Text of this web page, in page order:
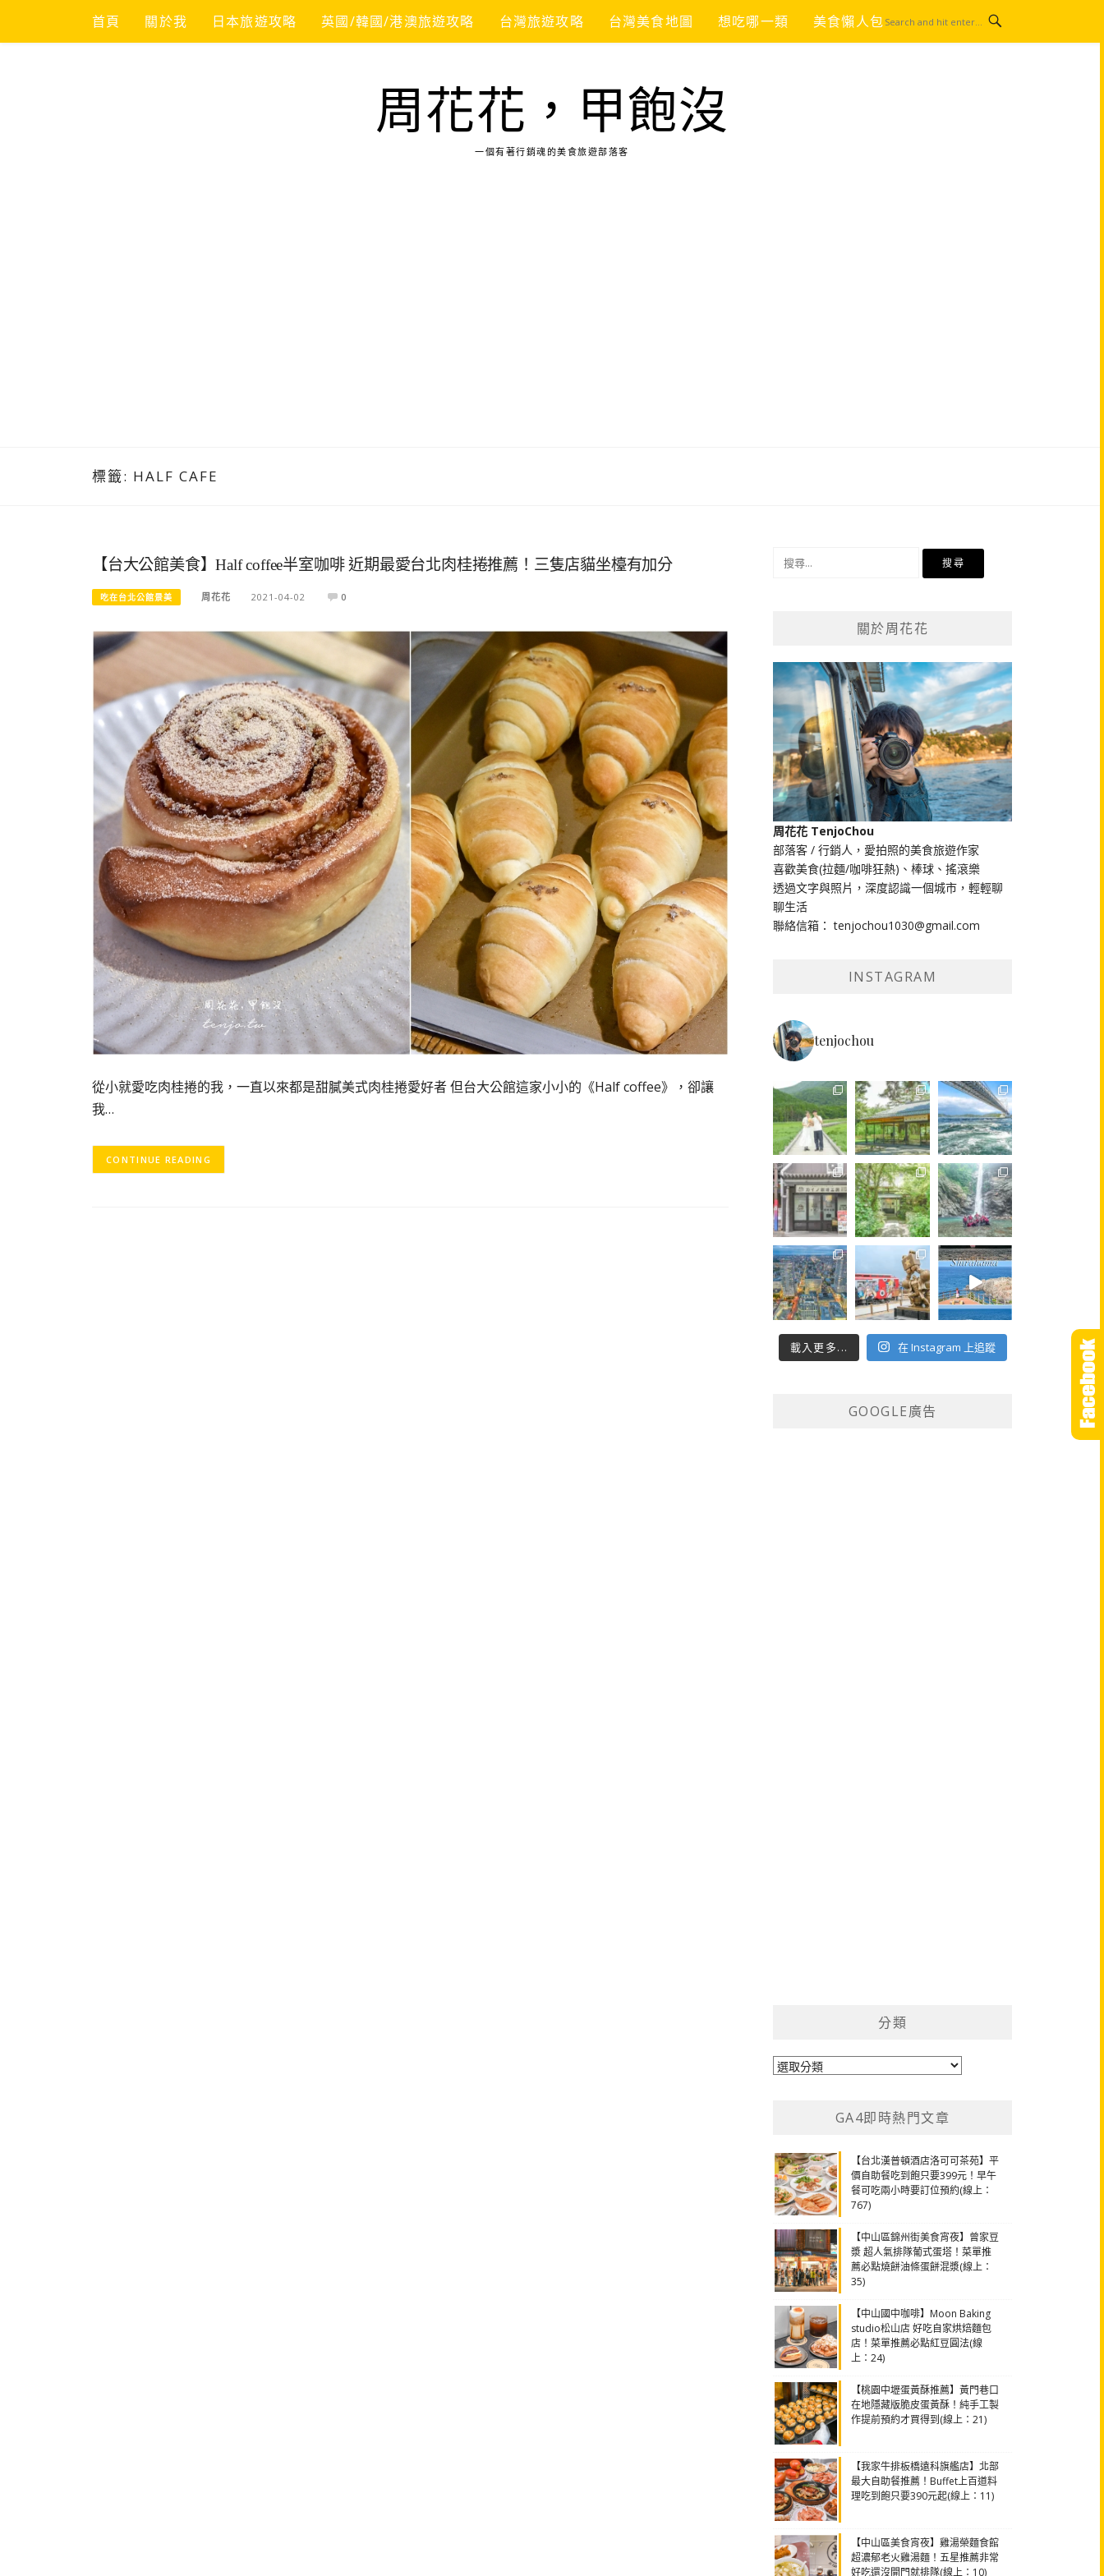
content
首頁 關於我 日本旅遊攻略 英國/韓國/港澳旅遊攻略 台灣旅遊攻略 台灣美食地圖 想吃哪一類 美食懶人包
周花花，甲飽沒
一個有著行銷魂的美食旅遊部落客
標籤: HALF CAFE
【台大公館美食】Half coffee半室咖啡 近期最愛台北肉桂捲推薦！三隻店貓坐檯有加分
吃在台北公館景美 周花花 2021-04-02 0
從小就愛吃肉桂捲的我，一直以來都是甜膩美式肉桂捲愛好者 但台大公館這家小小的《Half coffee》，卻讓
我…
CONTINUE READING
關於周花花
周花花 TenjoChou
部落客 / 行銷人，愛拍照的美食旅遊作家
喜歡美食(拉麵/咖啡狂熱)、棒球、搖滾樂
透過文字與照片，深度認識一個城市，輕輕聊
聊生活
聯絡信箱： tenjochou1030@gmail.com
INSTAGRAM
tenjochou
載入更多... 在 Instagram 上追蹤
GOOGLE廣告
分類
分
GA4即時熱門文章
【台北漢普頓酒店洛可可茶苑】平
價自助餐吃到飽只要399元！早午
餐可吃兩小時要訂位預約(線上：
767)
【中山區錦州街美食宵夜】曾家豆
漿 超人氣排隊葡式蛋塔！菜單推
薦必點燒餅油條蛋餅混漿(線上：
35)
【中山國中咖啡】Moon Baking
studio松山店 好吃自家烘焙麵包
店！菜單推薦必點紅豆圓法(線
上：24)
【桃園中壢蛋黃酥推薦】黃門巷口
在地隱藏版脆皮蛋黃酥！純手工製
作提前預約才買得到(線上：21)
【我家牛排板橋遠科旗艦店】北部
最大自助餐推薦！Buffet上百道料
理吃到飽只要390元起(線上：11)
【中山區美食宵夜】雞湯榮麵食館
超濃郁老火雞湯麵！五星推薦非常
好吃還沒開門就排隊(線上：10)